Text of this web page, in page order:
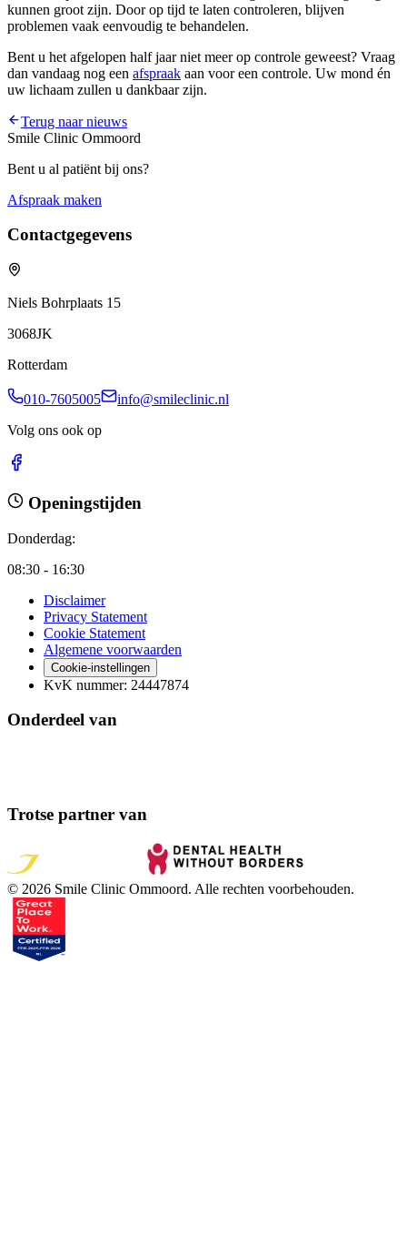
kunnen groot zijn. Door op tijd te laten controleren, blijven
problemen vaak eenvoudig te behandelen.
Bent u het afgelopen half jaar niet meer op controle geweest? Vraag
dan vandaag nog een afspraak aan voor een controle. Uw mond én
uw lichaam zullen u dankbaar zijn.
Terug naar nieuws
Smile Clinic Ommoord
Bent u al patiënt bij ons?
Afspraak maken
Contactgegevens
Niels Bohrplaats 15
3068JK
Rotterdam
010-7605005
info@smileclinic.nl
Volg ons ook op
Openingstijden
Donderdag:
08:30 - 16:30
Disclaimer
Privacy Statement
Cookie Statement
Algemene voorwaarden
Cookie-instellingen
KvK nummer: 24447874
Onderdeel van
Trotse partner van
© 2026 Smile Clinic Ommoord. Alle rechten voorbehouden.